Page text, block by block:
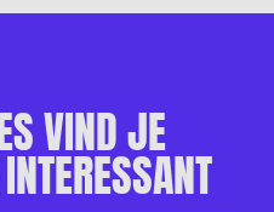
VIND JE